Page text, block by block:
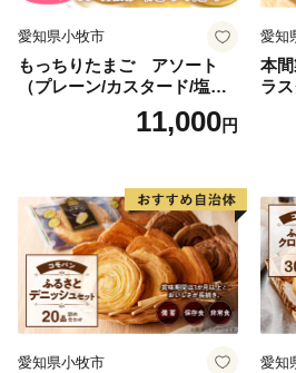
愛知県小牧市
もっちりたまご アソート
（プレーン/カスタード/塩バ
ター/小倉バター）11,000円
愛知
本
ラ
愛知県小牧市 愛知